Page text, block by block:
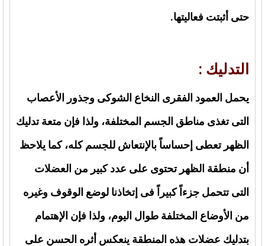
حتى أثبتت فعاليتها.
التدليك :
يحمل العمود الفقرى النخاع الشوكى وجذور الأعصاب
التى تغذى مناطق الجسم المختلفة، ولذا فإن متعة تدليك
الظهر تعطى إحساساً بالإنتعاش للجسم كله، كما يلاحظ
أن منطقة الظهر تحتوى على عدد كبير من العضلات
التى تتحمل جزءاً كبيراً فى إتخاذنا لوضع الوقوف وغيره
من الأوضاع المختلفة طوال اليوم، ولذا فإن الإهتمام
بتدليك عضلات هذه المنطقة ينعكس أثره الحسن على